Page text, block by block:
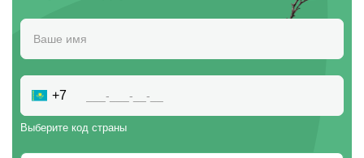
+7
Выберите код страны